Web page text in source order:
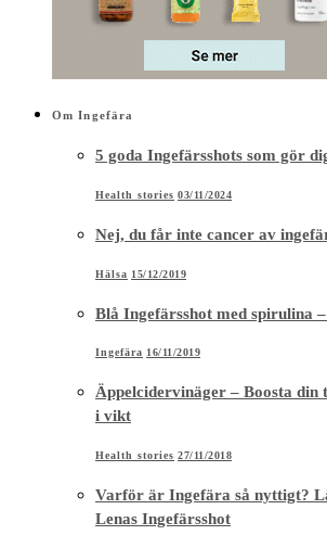
Om Ingefära
5 goda Ingefärsshots som gör
Health stories 03/11/2024
Nej, du får inte cancer av
Hälsa 15/12/2019
Blå Ingefärsshot med spirulina
Ingefära 16/11/2019
Äppelcidervinäger – Boosta
i vikt
Health stories 27/11/2018
Varför är Ingefära så nyttigt?
Lenas Ingefärsshot